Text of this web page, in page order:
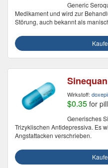
Generic
Medikament und wird zur
Störung, auch bekannt als
Sinequan
Wirkstoff:
$0.35 for pill
Generisches
Trizyklischen Antidepressiva. Es
Angstattacken verschrieben.